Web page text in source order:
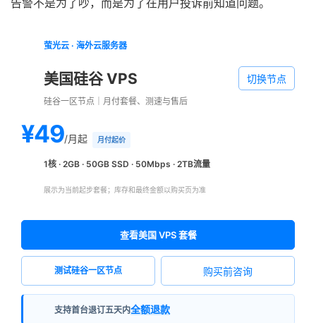
告警不是为了吵，而是为了在用户投诉前知道问题。
萤光云 · 海外云服务器
美国硅谷 VPS 切换节点
硅谷一区节点｜月付套餐、测速与售后
¥49/月起 月付起价
1核 · 2GB · 50GB SSD · 50Mbps · 2TB流量
展示为当前起步套餐；库存和最终金额以购买页为准
查看美国 VPS 套餐
测试硅谷一区节点 购买前咨询
支持首台退订五天内全额退款